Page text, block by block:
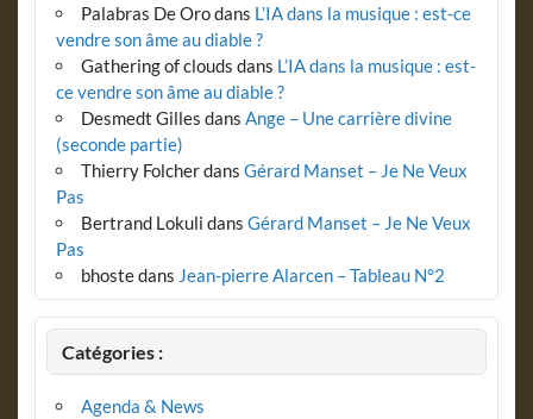
Palabras De Orodans L’IA dans la musique : est-ce
vendre son âme au diable ?
Gathering of clouds dans L’IA dans la musique : est-
ce vendre son âme au diable ?
Desmedt Gilles dans Ange – Une carrière divine
(seconde partie)
Thierry Folcherdans Gérard Manset – Je Ne Veux
Pas
Bertrand Lokuli dans Gérard Manset – Je Ne Veux
Pas
bhostedans Jean-pierre Alarcen – Tableau N°2
Catégories :
Agenda & News